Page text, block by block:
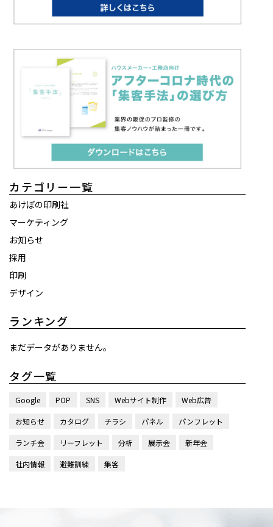
カテゴリー一覧
あけぼの印刷社
マーケティング
お知らせ
採用
印刷
デザイン
ランキング
まだデータがありません。
タグ一覧
Google POP SNS Webサイト制作 Web広告
お知らせ カタログ チラシ パネル パンフレット
ランチ会 リーフレット 分析 展示会 新年会
社内情報 避難訓練 集客